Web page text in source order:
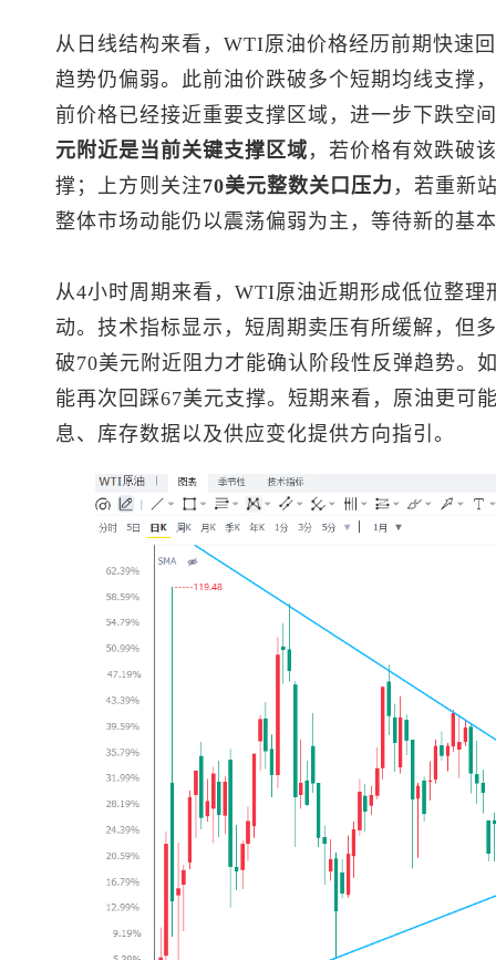
从日线结构来看，WTI原油价格经历前期快速
趋势仍偏弱。此前油价跌破多个短期均线支撑
前价格已经接近重要支撑区域，进一步下跌空
元附近是当前关键支撑区域 ，若价格有效跌破
撑；上方则关注70美元整数关口压力 ，若重新
整体市场动能仍以震荡偏弱为主，等待新的基
从4小时周期来看，WTI原油近期形成低位整
动。技术指标显示，短周期卖压有所缓解，但
破70美元附近阻力才能确认阶段性反弹趋势。
能再次回踩67美元支撑。短期来看，原油更可
息、库存数据以及供应变化提供方向指引。